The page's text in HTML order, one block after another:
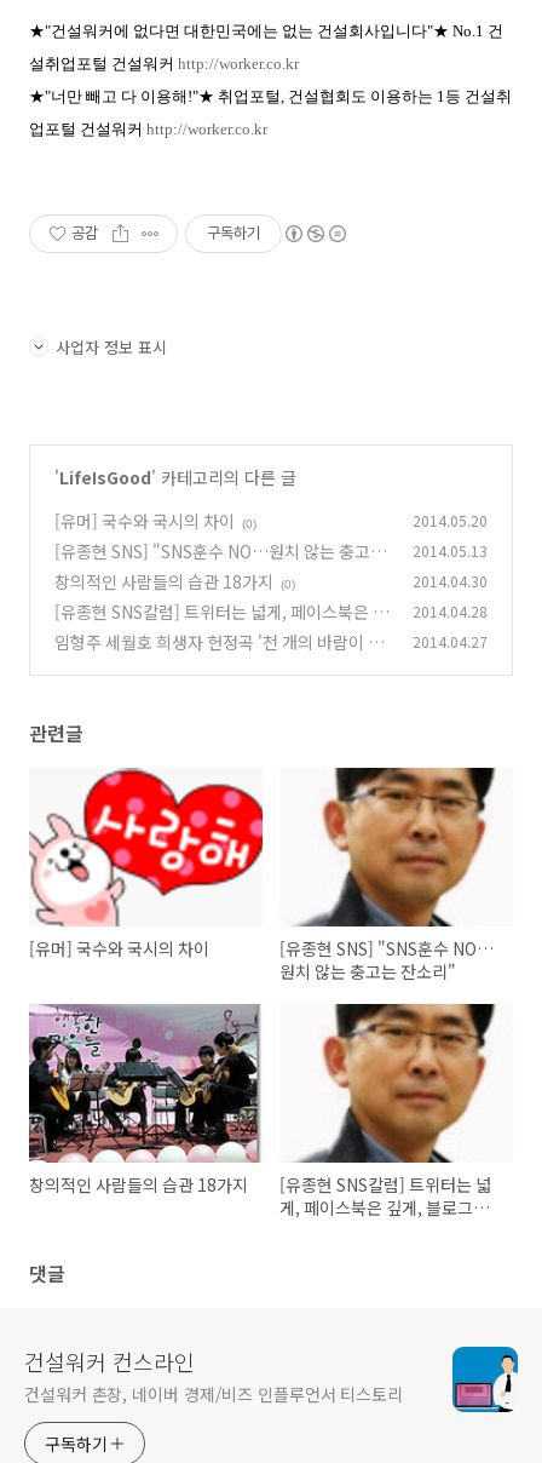
★"건설워커에 없다면 대한민국에는 없는 건설회사입니다"★ No.1 건
설취업포털 건설워커 http://worker.co.kr
★"너만 빼고 다 이용해!"★ 취업포털, 건설협회도 이용하는 1등 건설취
업포털 건설워커 http://worker.co.kr
공감 구독하기
사업자 정보 표시
'LifeIsGood' 카테고리의 다른 글
[유머] 국수와 국시의 차이
(0) 2014.05.20
[유종현 SNS] "SNS훈수 NO…원치 않는 충고는
잔소리"
(0)
2014.05.13
창의적인 사람들의 습관 18가지 (0) 2014.04.30
[유종현 SNS칼럼] 트위터는 넓게, 페이스북은 깊
게, 블로그는 전문성 있게 (0)
2014.04.28
임형주 세월호 희생자 헌정곡 '천 개의 바람이 되
2014.04.27
관련글
[유머] 국수와 국시의 차이
[유종현 SNS] "SNS훈수 NO…
원치 않는 충고는 잔소리"
창의적인 사람들의 습관 18가지
[유종현 SNS칼럼] 트위터는 넓
게, 페이스북은 깊게, 블로그는
댓글
건설워커 컨스라인
건설워커 촌장, 네이버 경제/비즈 인플루언서 티스토리
구독하기